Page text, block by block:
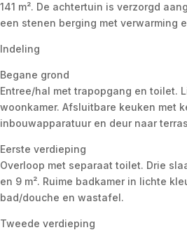
141 m². De achtertuin is verzorgd
een stenen berging met verwarming
Indeling
Begane grond
Entree/hal met trapopgang en toilet.
woonkamer. Afsluitbare keuken met
inbouwapparatuur en deur naar
Eerste verdieping
Overloop met separaat toilet. Drie
en 9 m². Ruime badkamer in lichte
bad/douche en wastafel.
Tweede verdieping